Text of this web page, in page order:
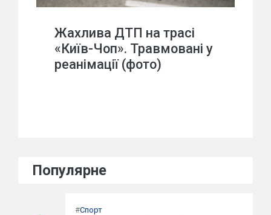
Жахлива ДТП на трасі
«Київ-Чоп». Травмовані у
реанімації (фото)
Популярне
#Спорт